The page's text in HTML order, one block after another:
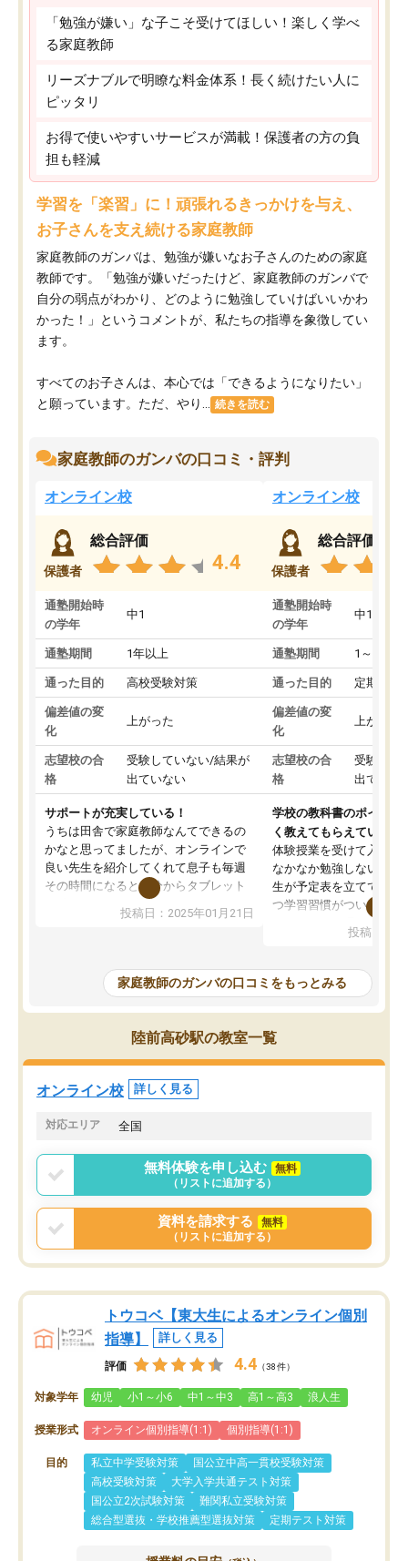
「勉強が嫌い」な子こそ受けてほしい！楽しく学べ
る家庭教師
リーズナブルで明瞭な料金体系！長く続けたい人に
ピッタリ
お得で使いやすいサービスが満載！保護者の方の負
担も軽減
学習を「楽習」に！頑張れるきっかけを与え、
お子さんを支え続ける家庭教師
家庭教師のガンバは、勉強が嫌いなお子さんのための家庭
教師です。「勉強が嫌いだったけど、家庭教師のガンバで
自分の弱点がわかり、どのように勉強していけばいいかわ
かった！」というコメントが、私たちの指導を象徴してい
ます。
すべてのお子さんは、本心では「できるようになりたい」
と願っています。ただ、やり...
続きを読む
家庭教師のガンバの口コミ・評判
オンライン校
保護者
総合評価
4.4
通塾開始時
の学年
中1
通塾期間 1年以上
通った目的 高校受験対策
偏差値の変
化
上がった
志望校の合
格
受験していない/結果が
出ていない
サポートが充実している！
うちは田舎で家庭教師なんてできるの
かなと思ってましたが、オンラインで
良い先生を紹介してくれて息子も毎週
その時間になると自分からタブレット
を開いてzoomを繋げるようになりまし
た！5科目なんでもOKなのもとても気
めて1年ほどだった今では平均点以上の
科目が増えてきました！あと1年受験ま
であるので無料の週末教室を使用しな
がら頑張って欲しいと思います！
投稿日：2025年01月21日
オンライン校
保護者
総合評価
通塾開始時
の学年
中1
通塾期間 1～3ヵ月
通った目的 定期テス
偏差値の変
化
上がった
志望校の合
格
受験して
出ていな
学校の教科書のポイント
く教えてもらえている
体験授業を受けて入塾し
なかなか勉強しない息子
生が予定表を立ててくれ
つ学習習慣がついてきま
指導が無い日も予定表
問できるのでとても助か
投稿日：
家庭教師のガンバの口コミをもっとみる
陸前高砂駅の教室一覧
オンライン校 詳しく見る
対応エリア 全国
無料体験を申し込む
無料
（リストに追加する）
資料を請求する
無料
（リストに追加する）
トウコベ【東大生によるオンライン個別
指導】
詳しく見る
評価 4.4 （38件）
対象学年 幼児 小1～小6 中1～中3 高1～高3 浪人生
授業形式 オンライン個別指導(1:1) 個別指導(1:1)
目的 私立中学受験対策
国公立中高一貫校受験対策
高校受験対策
大学入学共通テスト対策
国公立2次試験対策
難関私立受験対策
総合型選抜・学校推薦型選抜対策
定期テスト対策